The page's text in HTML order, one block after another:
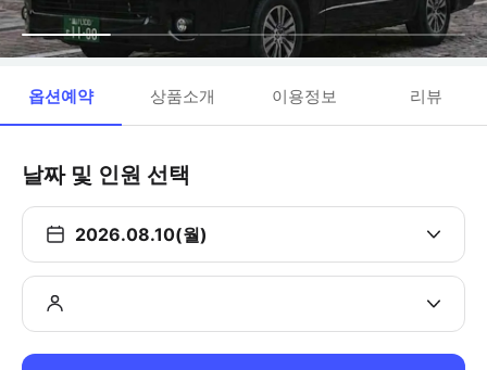
옵션예약 상품소개 이용정보 리뷰
날짜 및 인원 선택
2026.08.10(월)